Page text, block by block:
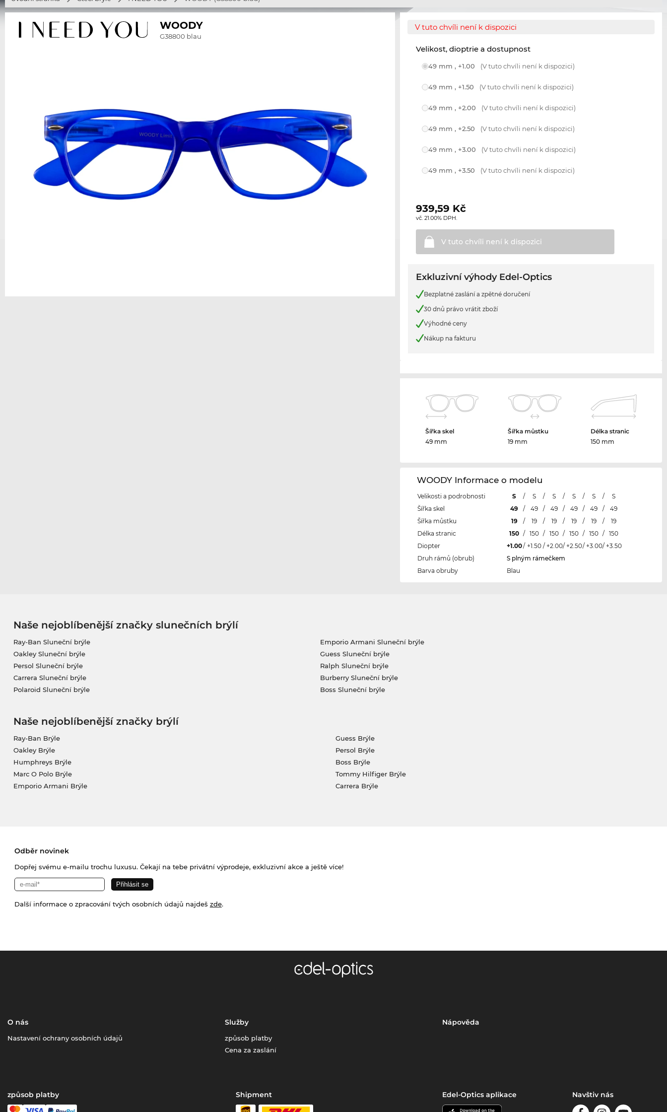
WOODY
G38800 blau
V tuto chvíli není k dispozici
Velikost, dioptrie a dostupnost
49 mm , +1.00 (V tuto chvíli není k dispozici)
49 mm , +1.50 (V tuto chvíli není k dispozici)
49 mm , +2.00 (V tuto chvíli není k dispozici)
49 mm , +2.50 (V tuto chvíli není k dispozici)
49 mm , +3.00 (V tuto chvíli není k dispozici)
49 mm , +3.50 (V tuto chvíli není k dispozici)
939,59 Kč
vč. 21.00% DPH.
V tuto chvíli není k dispozici
Exkluzivní výhody Edel-Optics
Bezplatné zaslání a zpětné doručení
30 dnů právo vrátit zboží
Výhodné ceny
Nákup na fakturu
Šířka skel
49 mm
Šířka můstku
19 mm
Délka stranic
150 mm
WOODY Informace o modelu
Velikosti a podrobnosti S / S / S / S / S /
S
Šířka skel
49 / 49 / 49 / 49 / 49 /
49
Šířka můstku
19 / 19 / 19 / 19 / 19 /
19
Délka stranic
150 / 150 / 150 / 150 / 150 / 150
Diopter
+1.00/ +1.50 / +2.00/ +2.50/ +3.00/ +3.50
Druh rámů (obrub)
S plným rámečkem
Barva obruby
Blau
Naše nejoblíbenější značky slunečních brýlí
Ray-Ban Sluneční brýle
Oakley Sluneční brýle
Persol Sluneční brýle
Carrera Sluneční brýle
Polaroid Sluneční brýle
Emporio Armani Sluneční brýle
Guess Sluneční brýle
Ralph Sluneční brýle
Burberry Sluneční brýle
Boss Sluneční brýle
Naše nejoblíbenější značky brýlí
Ray-Ban Brýle
Oakley Brýle
Humphreys Brýle
Marc O Polo Brýle
Emporio Armani Brýle
Guess Brýle
Persol Brýle
Boss Brýle
Tommy Hilfiger Brýle
Carrera Brýle
Odběr novinek
Dopřej svému e-mailu trochu luxusu. Čekají na tebe privátní výprodeje, exkluzivní akce a ještě více!
Další informace o zpracování tvých osobních údajů najdeš zde.
O nás
Nastavení ochrany osobních údajů
Služby
způsob platby
Cena za zaslání
Nápověda
způsob platby Shipment Edel-Optics aplikace Navštiv nás